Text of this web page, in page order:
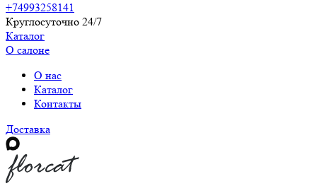
+74993258141
Круглосуточно 24/7
Каталог
О салоне
О нас
Каталог
Контакты
Доставка